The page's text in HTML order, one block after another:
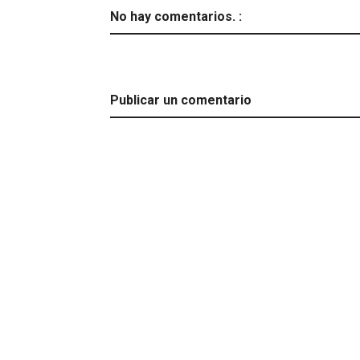
No hay comentarios. :
Publicar un comentario